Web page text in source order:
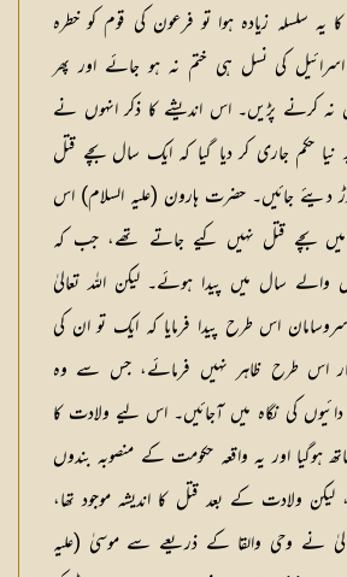
یہ سلسلہ زیادہ ہوا تو فرعون کی قوم کو خطرہ
اسرائیل کی نسل ہی ختم نہ ہو جائے اور پھر
کرنے پڑیں۔ اس اندیشے کا ذکر انہوں نے
حکم جاری کر دیا گیا کہ ایک سال بچے قتل
دیئے جائیں۔ حضرت ہارون (عليہ السلام) اس
بچے قتل نہیں کیے جاتے تھے، جب کہ
والے سال میں پیدا ہوئے۔ لیکن اللہ تعالیٰ
اس طرح پیدا فرمایا کہ ایک تو ان کی
اس طرح ظاہر نہیں فرمائے، جس سے وہ
کی نگاہ میں آجائیں۔ اس لیے ولادت کا
ہوگیا اور یہ واقعہ حکومت کے منصوبہ بندوں
ولادت کے بعد قتل کا اندیشہ موجود تھا،
نے وحی والقا کے ذریعے سے موسیٰ (عليہ